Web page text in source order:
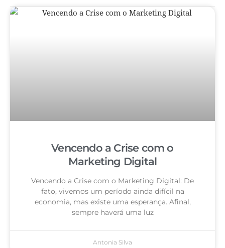
Vencendo a Crise com o
Marketing Digital
Vencendo a Crise com o Marketing Digital: De
fato, vivemos um período ainda difícil na
economia, mas existe uma esperança. Afinal,
sempre haverá uma luz
Antonia Silva